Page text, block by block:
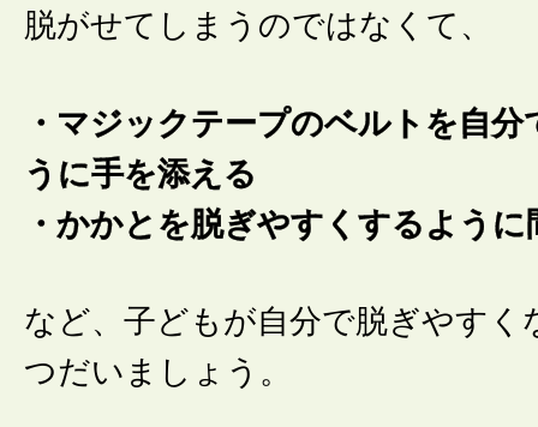
脱がせてしまうのではなくて、
・マジックテープのベルトを自
うに手を添える
・かかとを脱ぎやすくするよう
など、子どもが自分で脱ぎやすく
つだいましょう。